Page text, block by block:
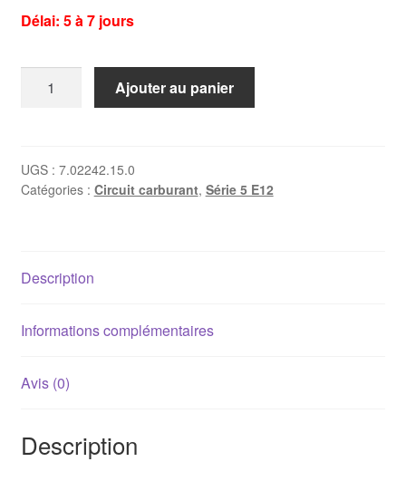
Délai: 5 à 7 jours
essence
BMW
520/6
Ajouter au panier
UGS : 7.02242.15.0
Catégories : Circuit carburant, Série 5 E12
Description
Informations complémentaires
Avis (0)
Description